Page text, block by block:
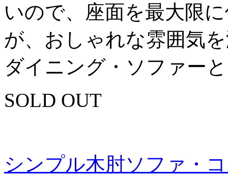
いので、座面を最大限
が、おしゃれな雰囲気
ダイニング・ソファー
SOLD OUT
シンプル木肘ソファ・